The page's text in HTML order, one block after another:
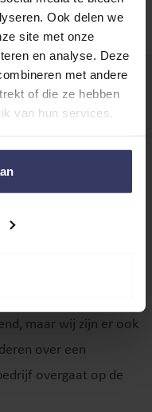
Ook delen we
site met onze
en analyse. Deze
met andere
of die ze hebben
van hun services.
het verschil. Voor
we de nieuwste
nodig heeft. Dat
maar wij zijn er ook
over een
overgaat op de